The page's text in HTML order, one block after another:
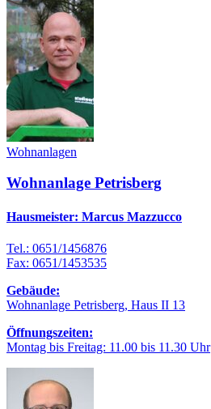
Wohnanlagen
Wohnanlage Petrisberg
Hausmeister: Marcus Mazzucco
Tel.: 0651/1456876
Fax: 0651/1453535
Gebäude:
Wohnanlage Petrisberg, Haus II 13
Öffnungszeiten:
Montag bis Freitag: 11.00 bis 11.30 Uhr